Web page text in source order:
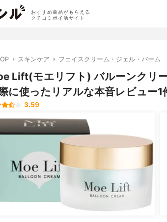
おすすめ商品がもらえる
クチコミポイ活サイト
スキンケア フェイスクリーム・ジェル・バーム
Lift(モエリフト) バルーンクリ
に使ったリアルな本音レビュー1
3.59